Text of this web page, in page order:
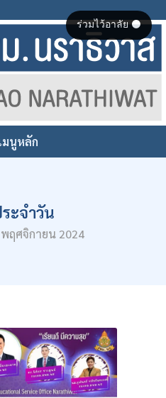
มนูหลัก
ะจำวัน
ฤศจิกายน 2024
ร่วมไว้อาลัย ⚫